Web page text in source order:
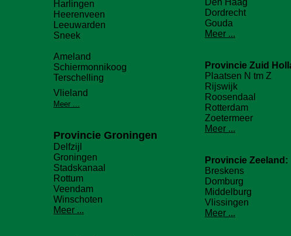
Harlingen
Heerenveen
Leeuwarden
Sneek
Ameland
Schiermonnikoog
Terschelling
Vlieland
Meer ...
Provincie Groningen
Delfzijl
Groningen
Stadskanaal
Rottum
Veendam
Winschoten
Meer ...
Den Haag
Dordrecht
Gouda
Meer ...
Provincie Zuid
Plaatsen N tm Z
Rijswijk
Roosendaal
Rotterdam
Zoetermeer
Meer ...
Provincie Zeeland :
Breskens
Domburg
Middelburg
Vlissingen
Meer ...